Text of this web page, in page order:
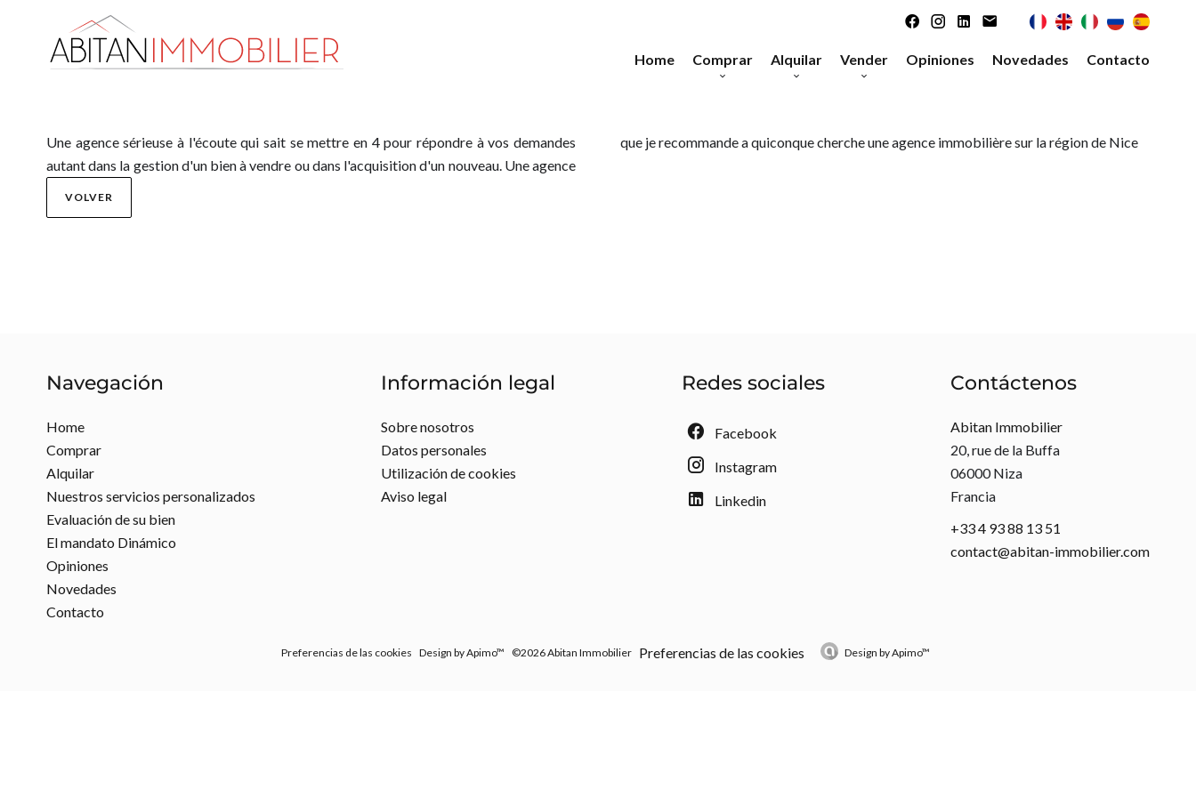
Home
Comprar
Alquilar
Vender
Evaluación de su bien
Opiniones Novedades Contacto
Une agence sérieuse à l'écoute qui sait se mettre en 4 pour répondre à vos demandes
autant dans la gestion d'un bien à vendre ou dans l'acquisition d'un nouveau. Une agence
que je recommande a quiconque cherche une agence immobilière sur la région de Nice
VOLVER
Navegación
Home
Comprar
Alquilar
Nuestros servicios personalizados
Evaluación de su bien
El mandato Dinámico
Opiniones
Novedades
Contacto
Información legal
Sobre nosotros
Datos personales
Utilización de cookies
Aviso legal
Redes sociales
Facebook
Instagram
Linkedin
Contáctenos
Abitan Immobilier
20, rue de la Buffa
06000Niza
Francia
+33 4 93 88 13 51
contact@abitan-immobilier.com
Preferencias de las cookies Design byApimo™ ©2026 Abitan Immobilier Preferencias de las cookies Design byApimo™